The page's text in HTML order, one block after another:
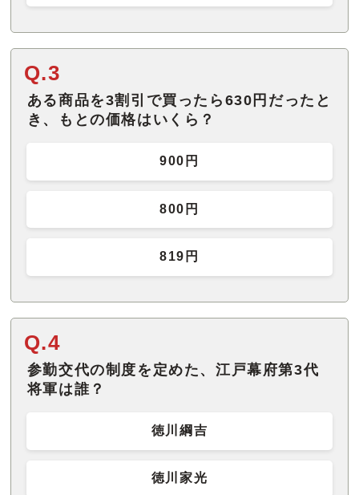
Q.3
ある商品を3割引で買ったら630円だったと
き、もとの価格はいくら？
900円
800円
819円
Q.4
参勤交代の制度を定めた、江戸幕府第3代
将軍は誰？
徳川綱吉
徳川家光